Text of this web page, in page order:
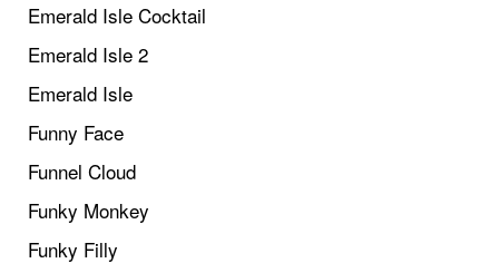
Emerald Isle Cocktail
Emerald Isle 2
Emerald Isle
Funny Face
Funnel Cloud
Funky Monkey
Funky Filly